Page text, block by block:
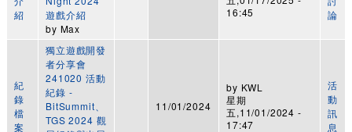
紹
遊戲介紹
by Max
16:45
論
紀
錄
檔
案
獨立遊戲開發
者分享會
241020 活動
紀錄 -
BitSummit、
TGS 2024 觀
11/01/2024
by KWL
星期
五,11/01/2024 -
17:47
活
動
訊
息